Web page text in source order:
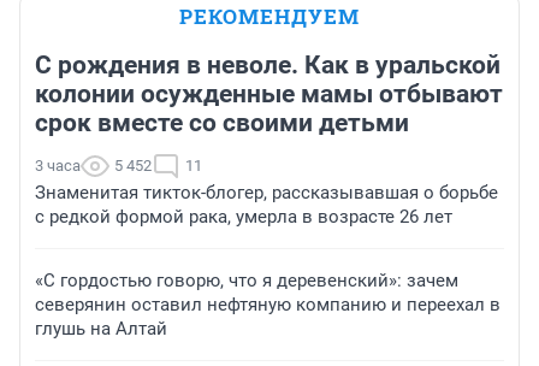
РЕКОМЕНДУЕМ
С рождения в неволе. Как в уральской
колонии осужденные мамы отбывают
срок вместе со своими детьми
3 часа 5 452 11
Знаменитая тикток-блогер, рассказывавшая о борьбе
с редкой формой рака, умерла в возрасте 26 лет
«С гордостью говорю, что я деревенский»: зачем
северянин оставил нефтяную компанию и переехал в
глушь на Алтай